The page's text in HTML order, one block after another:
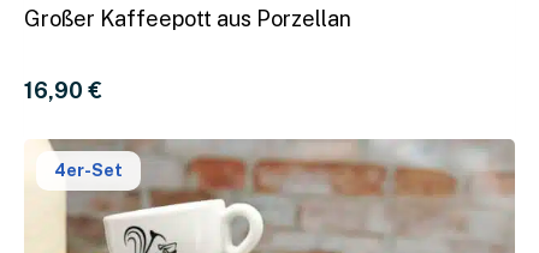
Merkmal Coffeeness-Reiniger
Geeignet für
empfindliche
Kann
Großer Kaffeepott aus Porzellan
16,90 €
4er-Set